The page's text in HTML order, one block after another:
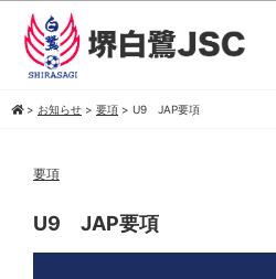
> お知らせ > 要項 > U9 JAP要項
要項
U9 JAP要項